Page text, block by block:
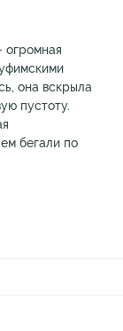
огромная
она вскрыла
пустоту.
бегали по